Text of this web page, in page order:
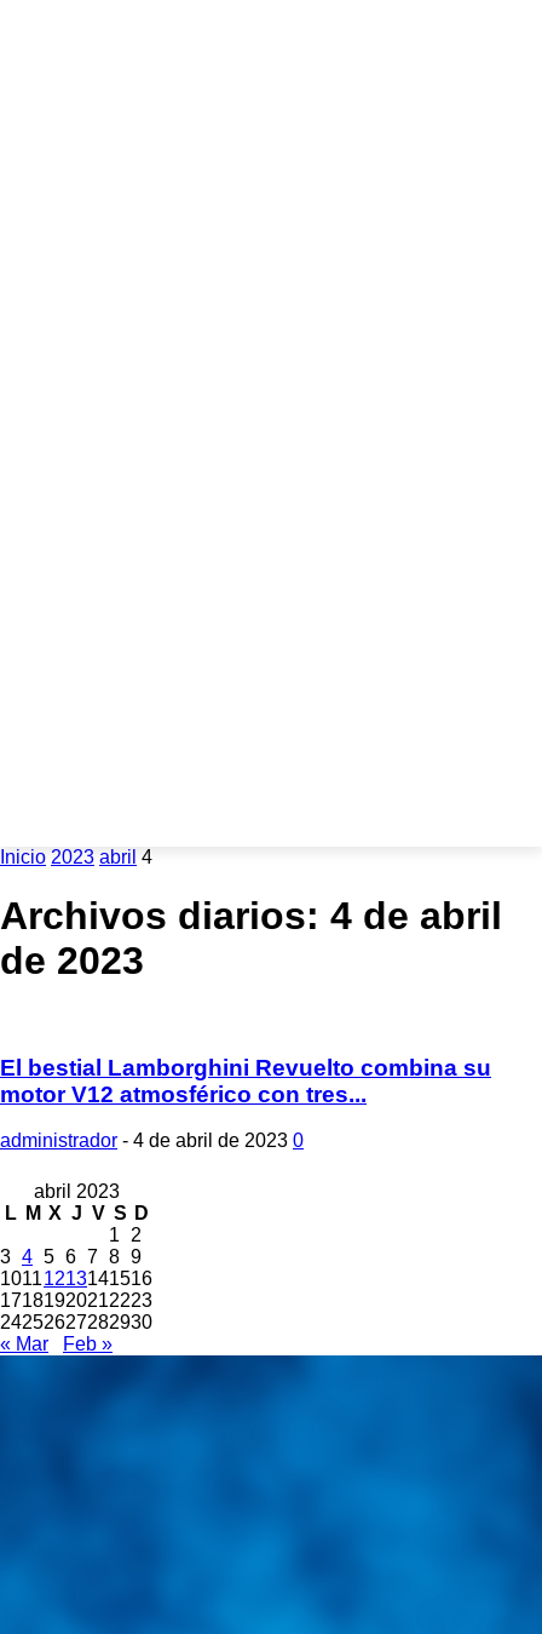
Inicio 2023 abril 4
Archivos diarios: 4 de abril
de 2023
El bestial Lamborghini Revuelto combina su
motor V12 atmosférico con tres...
administrador - 4 de abril de 2023 0
abril 2023
L M X J V S D
1
2
3 4 5 6 7 8 9
10111213141516
17181920212223
24252627282930
« Mar
Feb »